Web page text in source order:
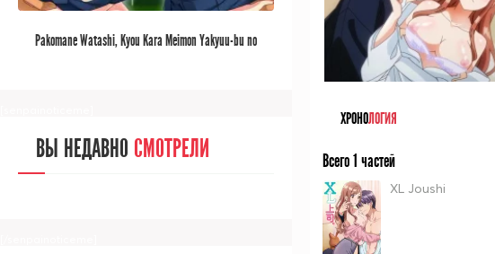
ХРОНОЛОГИЯ
Всего 1 частей
XL Joushi
Pakomane Watashi, Kyou Kara Meimon Yakyuu-bu no
ВЫ НЕДАВНО СМОТРЕЛИ